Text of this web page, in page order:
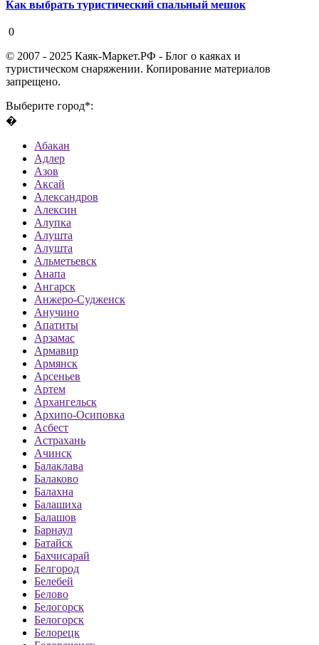
Как выбрать туристический спальный мешок
0
© 2007 - 2025 Каяк-Маркет.РФ - Блог о каяках и
туристическом снаряжении. Копирование материалов
запрещено.
Выберите город*:
�
Абакан
Адлер
Азов
Аксай
Александров
Алексин
Алупка
Алушта
Алушта
Альметьевск
Анапа
Ангарск
Анжеро-Судженск
Анучино
Апатиты
Арзамас
Армавир
Армянск
Арсеньев
Артем
Архангельск
Архипо-Осиповка
Асбест
Астрахань
Ачинск
Балаклава
Балаково
Балахна
Балашиха
Балашов
Барнаул
Батайск
Бахчисарай
Белгород
Белебей
Белово
Белогорск
Белогорск
Белорецк